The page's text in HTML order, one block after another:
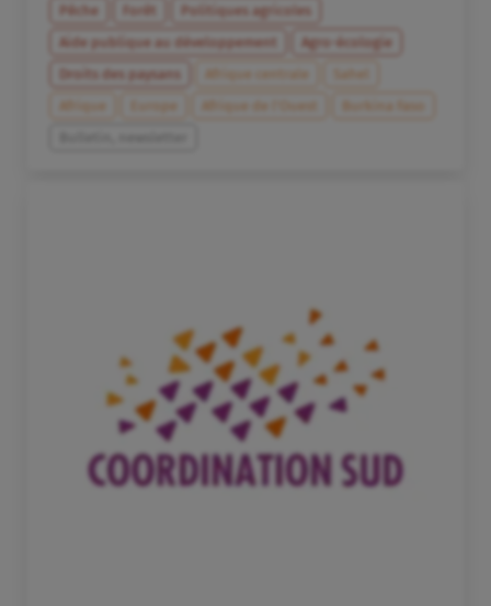
Pêche
Forêt
Politiques agricoles
Aide publique au développement
Agro-écologie
Droits des paysans
Afrique centrale
Sahel
Afrique
Europe Afrique de l’Ouest
Burkina Faso